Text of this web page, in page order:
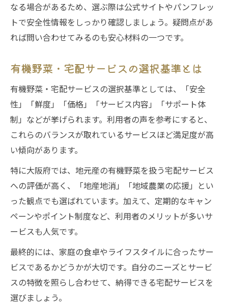
なる場合があるため、選ぶ際は公式サイトやパンフレッ
トで安全性情報をしっかり確認しましょう。疑問点があ
れば問い合わせてみるのも安心材料の一つです。
有機野菜・宅配サービスの選択基準とは
有機野菜・宅配サービスの選択基準としては、「安全
性」「鮮度」「価格」「サービス内容」「サポート体
制」などが挙げられます。利用者の声を参考にすると、
これらのバランスが取れているサービスほど満足度が高
い傾向があります。
特に大阪府では、地元産の有機野菜を扱う宅配サービス
への評価が高く、「地産地消」「地域農業の応援」とい
った観点でも選ばれています。加えて、定期的なキャン
ペーンやポイント制度など、利用者のメリットが多いサ
ービスも人気です。
最終的には、家庭の食卓やライフスタイルに合ったサー
ビスであるかどうかが大切です。自分のニーズとサービ
スの特徴を照らし合わせて、納得できる宅配サービスを
選びましょう。